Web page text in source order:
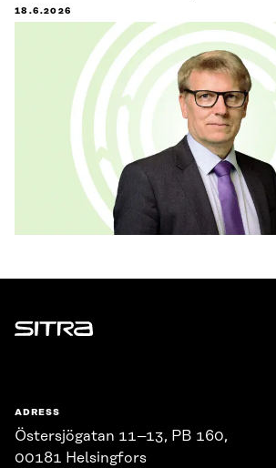
18.6.2026
Sitra
ADRESS
Östersjögatan 11–13, PB 160,
00181 Helsingfors